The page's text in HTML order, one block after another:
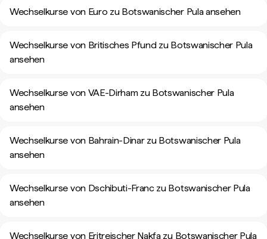
Wechselkurse von Euro zu Botswanischer Pula ansehen
Wechselkurse von Britisches Pfund zu Botswanischer Pula
ansehen
Wechselkurse von VAE-Dirham zu Botswanischer Pula
ansehen
Wechselkurse von Bahrain-Dinar zu Botswanischer Pula
ansehen
Wechselkurse von Dschibuti-Franc zu Botswanischer Pula
ansehen
Wechselkurse von Eritreischer Nakfa zu Botswanischer Pula